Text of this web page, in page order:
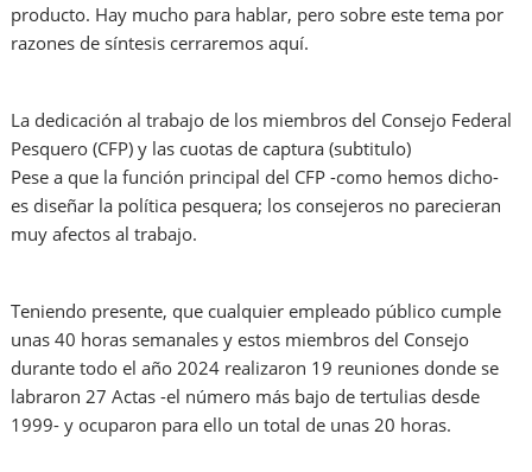
producto. Hay mucho para hablar, pero sobre este tema por
razones de síntesis cerraremos aquí.
La dedicación al trabajo de los miembros del Consejo Federal
Pesquero (CFP) y las cuotas de captura (subtitulo)
Pese a que la función principal del CFP -como hemos dicho-
es diseñar la política pesquera; los consejeros no parecieran
muy afectos al trabajo.
Teniendo presente, que cualquier empleado público cumple
unas 40 horas semanales y estos miembros del Consejo
durante todo el año 2024 realizaron 19 reuniones donde se
labraron 27 Actas -el número más bajo de tertulias desde
1999- y ocuparon para ello un total de unas 20 horas.